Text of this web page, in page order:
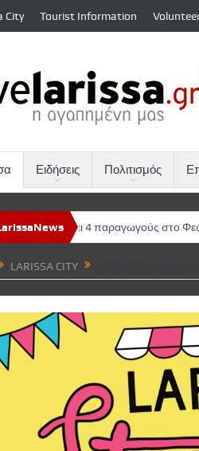
City Tourist Information
Ειδήσεις Πολιτισμός
4 παραγωγούς στο Φεστιβάλ
LARISSA CITY